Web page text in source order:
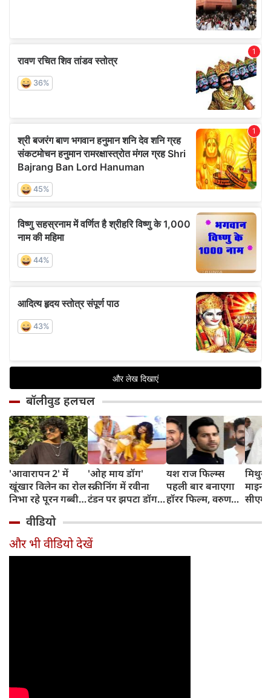
बॉलीवुड हलचल
'आवारापन 2' में
खूंखार विलेन का रोल
निभा रहे पूरन गब्बी
संग है खास रिश्ता
'ओह माय डॉग'
स्क्रीनिंग में रवीना
टंडन पर झपटा डॉग,
ने ऐसे दिखाई
दरियादिली
यश राज फिल्म्स
पहली बार बनाएगा
हॉरर फिल्म, वरुण
रोल
मिथुन
सीएम
पहुंचे
वीडियो
और भी वीडियो देखें